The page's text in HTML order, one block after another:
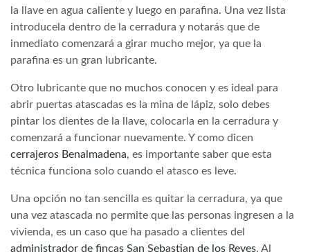
la llave en agua caliente y luego en parafina. Una vez lista
introducela dentro de la cerradura y notarás que de
inmediato comenzará a girar mucho mejor, ya que la
parafina es un gran lubricante.
Otro lubricante que no muchos conocen y es ideal para
abrir puertas atascadas es la mina de lápiz, solo debes
pintar los dientes de la llave, colocarla en la cerradura y
comenzará a funcionar nuevamente. Y como dicen
cerrajeros Benalmadena, es importante saber que esta
técnica funciona solo cuando el atasco es leve.
Una opción no tan sencilla es quitar la cerradura, ya que
una vez atascada no permite que las personas ingresen a la
vivienda, es un caso que ha pasado a clientes del
administrador de fincas San Sebastian de los Reyes. Al